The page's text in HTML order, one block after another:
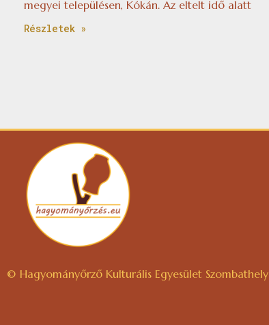
megyei településen, Kókán. Az eltelt idő alatt
Részletek »
© Hagyományőrző Kulturális Egyesület Szombathely